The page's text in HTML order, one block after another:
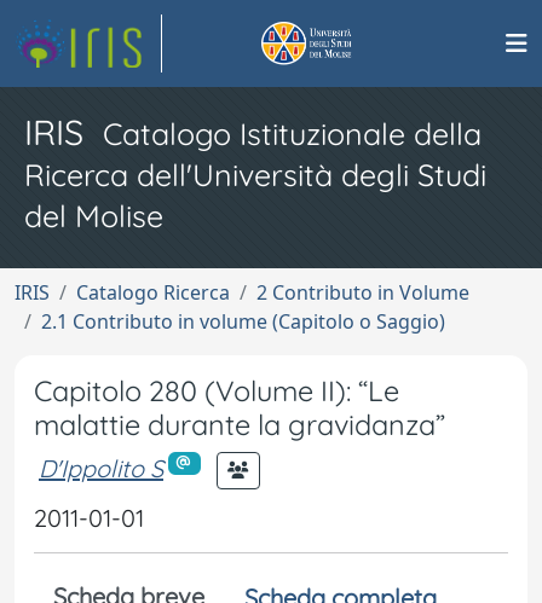
IRIS Catalogo Istituzionale della
Ricerca dell'Università degli Studi
del Molise
IRIS Catalogo Ricerca
2 Contributo in Volume
2.1 Contributo in volume (Capitolo o Saggio)
Capitolo 280 (Volume II): “Le
malattie durante la gravidanza”
D'Ippolito S
2011-01-01
Scheda breve